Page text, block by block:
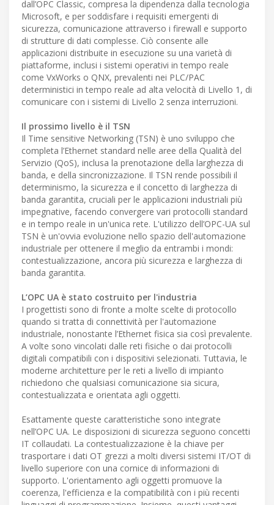
dall’OPC Classic, compresa la dipendenza dalla tecnologia
Microsoft, e per soddisfare i requisiti emergenti di
sicurezza, comunicazione attraverso i firewall e supporto
di strutture di dati complesse. Ciò consente alle
applicazioni distribuite in esecuzione su una varietà di
piattaforme, inclusi i sistemi operativi in tempo reale
come VxWorks o QNX, prevalenti nei PLC/PAC
deterministici in tempo reale ad alta velocità di Livello 1, di
comunicare con i sistemi di Livello 2 senza interruzioni.
Il prossimo livello è il TSN
Il Time sensitive Networking (TSN) è uno sviluppo che
completa l’Ethernet standard nelle aree della Qualità del
Servizio (QoS), inclusa la prenotazione della larghezza di
banda, e della sincronizzazione. Il TSN rende possibili il
determinismo, la sicurezza e il concetto di larghezza di
banda garantita, cruciali per le applicazioni industriali più
impegnative, facendo convergere vari protocolli standard
e in tempo reale in un'unica rete. L'utilizzo dell’OPC-UA sul
TSN è un'ovvia evoluzione nello spazio dell'automazione
industriale per ottenere il meglio da entrambi i mondi:
contestualizzazione, ancora più sicurezza e larghezza di
banda garantita.
L’OPC UA è stato costruito per l'industria
I progettisti sono di fronte a molte scelte di protocollo
quando si tratta di connettività per l'automazione
industriale, nonostante l’Ethernet fisica sia così prevalente.
A volte sono vincolati dalle reti fisiche o dai protocolli
digitali compatibili con i dispositivi selezionati. Tuttavia, le
moderne architetture per le reti a livello di impianto
richiedono che qualsiasi comunicazione sia sicura,
contestualizzata e orientata agli oggetti.
Esattamente queste caratteristiche sono integrate
nell’OPC UA. Le disposizioni di sicurezza seguono concetti
IT collaudati. La contestualizzazione è la chiave per
trasportare i dati OT grezzi a molti diversi sistemi IT/OT di
livello superiore con una cornice di informazioni di
supporto. L'orientamento agli oggetti promuove la
coerenza, l'efficienza e la compatibilità con i più recenti